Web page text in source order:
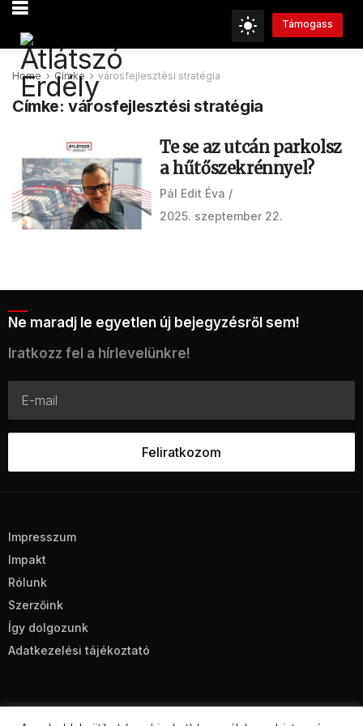
Támogass
Home Címke városfejlesztési stratégia
Címke:városfejlesztési stratégia
Te se az utcán parkolsz
a hűtőszekrénnyel?
Pál Edit Éva
2025. szeptember 22.
Ne maradj le egyetlen új bejegyzésről sem!
Iratkozz fel a hírlevelünkre!
Impresszum
Impakt
Rólunk
Szerzőink
Így dolgozunk
Adatkezelési tájékoztató